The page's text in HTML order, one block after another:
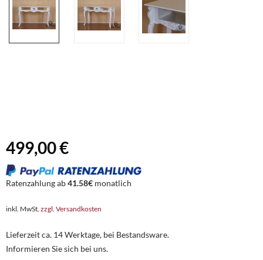
499,00 €
Ratenzahlung ab41.58€ monatlich
inkl. MwSt. zzgl. Versandkosten
Lieferzeit ca. 14 Werktage, bei Bestandsware.
Informieren Sie sich bei uns.